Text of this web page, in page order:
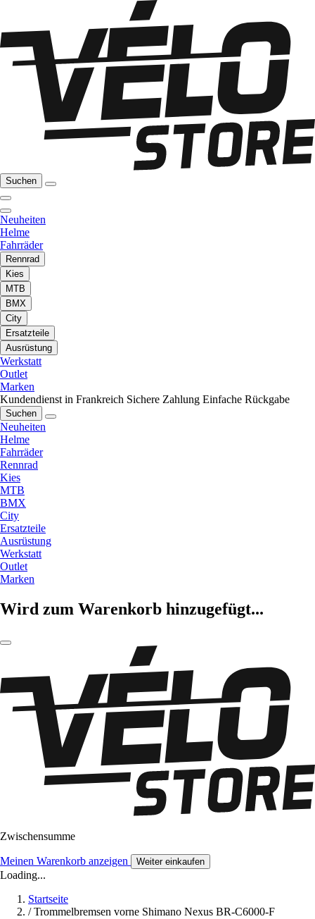
Suchen
Neuheiten
Helme
Fahrräder
Rennrad
Kies
MTB
BMX
City
Ersatzteile
Ausrüstung
Werkstatt
Outlet
Marken
Kundendienst in Frankreich Sichere Zahlung Einfache Rückgabe
Suchen
Neuheiten
Helme
Fahrräder
Rennrad
Kies
MTB
BMX
City
Ersatzteile
Ausrüstung
Werkstatt
Outlet
Marken
Wird zum Warenkorb hinzugefügt...
Zwischensumme
Meinen Warenkorb anzeigen Weiter einkaufen
Loading...
Startseite
/ Trommelbremsen vorne Shimano Nexus BR-C6000-F